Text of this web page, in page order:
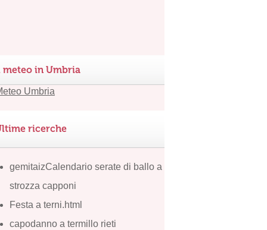
meteo in Umbria
ricerche
gemitaizCalendario serate di ballo a
strozza capponi
Festa a terni.html
capodanno a termillo rieti